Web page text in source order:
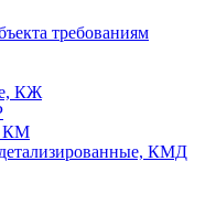
требованиям
КЖ
КМ
КМД